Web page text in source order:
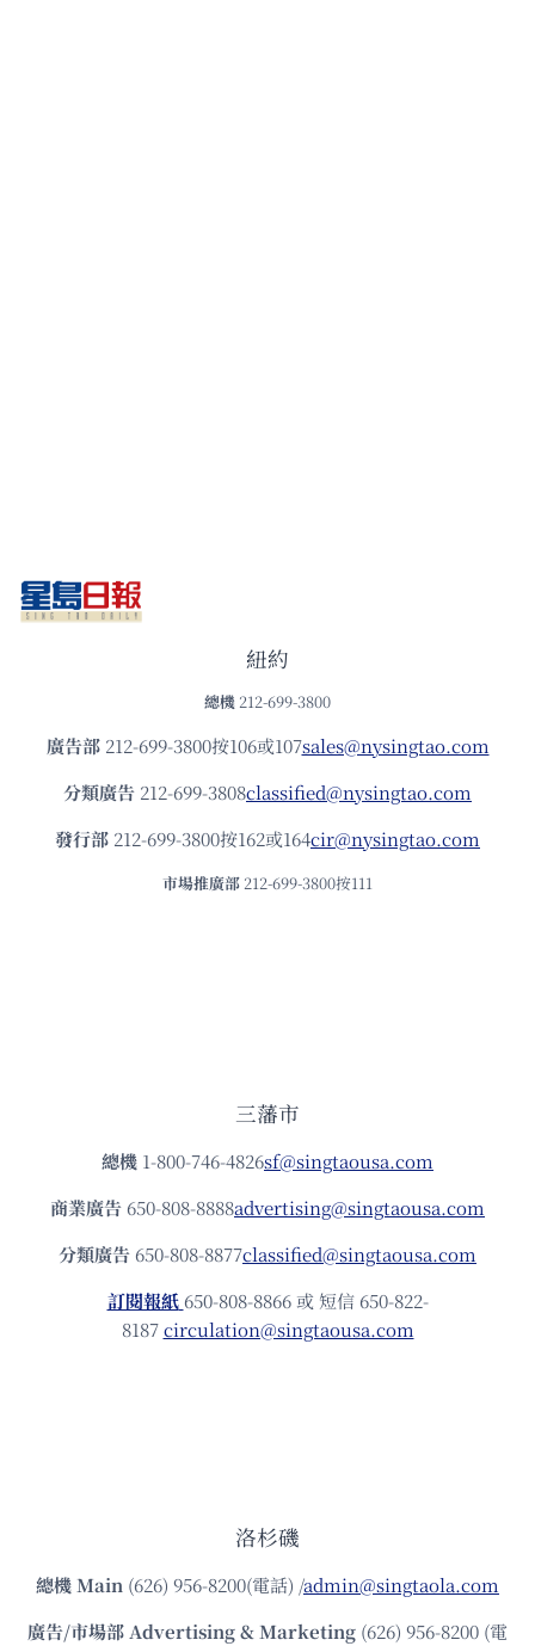
紐約
總機 212-699-3800
廣告部212-699-3800按106或107sales@nysingtao.com
分類廣告 212-699-3808classified@nysingtao.com
發⾏部 212-699-3800按162或164cir@nysingtao.com
市場推廣部 212-699-3800按111
三藩市
總機 1-800-746-4826sf@singtaousa.com
商業廣告 650-808-8888advertising@singtaousa.com
分類廣告 650-808-8877classified@singtaousa.com
訂閱報紙 650-808-8866 或 短信 650-822-
8187circulation@singtaousa.com
洛杉磯
總機Main (626) 956-8200(電話) /admin@singtaola.com
廣告/市場部Advertising & Marketing (626) 956-8200 (電